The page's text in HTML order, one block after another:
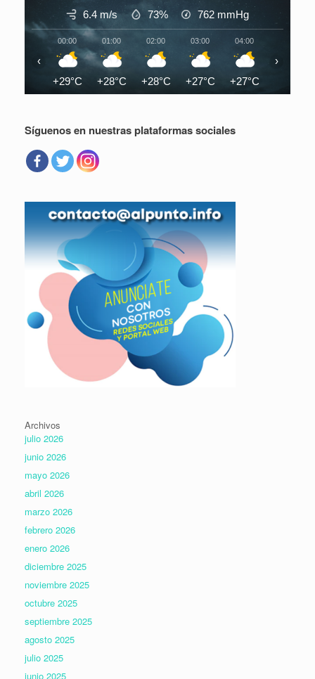
6.4 m/s 73% 762 mmHg
00:00
+29°C
01:00
+28°C
02:00
+28°C
03:00
+27°C
04:00
+27°C
‹ ›
Síguenos en nuestras plataformas sociales
Archivos
julio 2026
junio 2026
mayo 2026
abril 2026
marzo 2026
febrero 2026
enero 2026
diciembre 2025
noviembre 2025
octubre 2025
septiembre 2025
agosto 2025
julio 2025
junio 2025